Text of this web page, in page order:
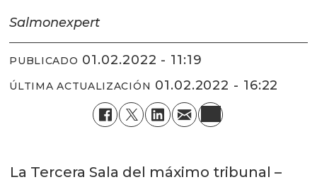
Salmonexpert
PUBLICADO 01.02.2022 - 11:19
ÚLTIMA ACTUALIZACIÓN 01.02.2022 - 16:22
La Tercera Sala del máximo tribunal –